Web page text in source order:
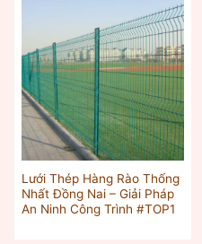
Lưới Thép Hàng Rào Thống
Nhất Đồng Nai – Giải Pháp
An Ninh Công Trình #TOP1